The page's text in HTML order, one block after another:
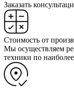
Заказать
Стоимость от
Мы осуществляем
техники по